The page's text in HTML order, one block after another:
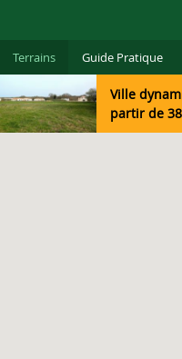
Terrains Guide Pratique
Ville
partir de